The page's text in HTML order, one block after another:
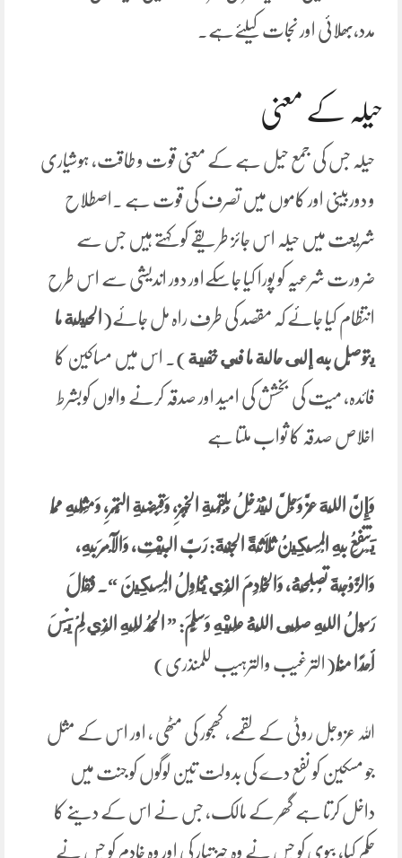
مدد،بھلائی اور نجات کیلئےہے۔
حیلہ کے معنی
حیلہ جس کی جمع حیل ہے کے معنی قوت و طاقت، ہوشیاری
و دوربینی اور کاموں میں تصرف کی قوت ہے ۔اصطلاح
شریعت میں حیلہ اس جائز طریقے کو کہتے ہیں جس سے
ضرورت شرعیہ کو پورا کیا جاسکےاور دور اندیشی سے اس طرح
انتظام کیا جائے کہ مقصد کی طرف راہ مل جائے(الحِيلَة ‌ما
‌يتوصّل ‌به إلى حالة ما في خفية )۔ اس میں مساکین کا
فائدہ، میت کی بخشش کی امید اور صدقہ کرنے والوں کوبشرط
اخلاص صدقہ کا ثواب ملتا ہے
وَإِنَّ اللَّهَ عَزَّ وَجَلَّ لَيُدْخِلُ بِلُقْمَةِ الْخُبْزِ، وَقَبْضَةِ التَّمْرِ، وَمِثْلِهِ مِمَّا
يَنْتَفِعُ بِهِ الْمِسْكِينُ ثَلَاثَةً الْجَنَّةَ: رَبَّ الْبَيْتِ، وَالْآمِرَ بِهِ،
وَالزَّوْجَةَ تُصْلِحُهُ، وَالْخَادِمَ الَّذِي يُنَاوِلُ الْمِسْكِينَ “. فَقَالَ
رَسُولُ اللَّهِ صَلَّى اللَّهُ عَلَيْهِ وَسَلَّمَ: ” الْحَمْدُ لِلَّهِ الَّذِي ‌لَمْ ‌يَنْسَ
‌أَحَدًا ‌مِنَّا(الترغیب والترہیب للمنذری)
اللہ عزوجل روٹی کے لقمے، کھجور کی مٹھی ، اور اس کے مثل
جو مسکین کو نفع دے کی بدولت تین لوگوں کو جنت میں
داخل کرتا ہے گھر کے مالک، جس نے اس کے دینے کا
حکم کیا، بیوی کو جس نے وہ چیز تیار کی اور وہ خادم کو جس نے